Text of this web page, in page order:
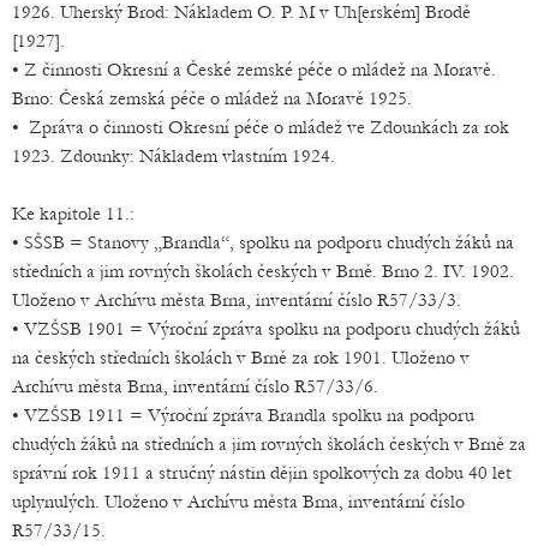
1926. Uherský Brod: Nákladem O. P. M v Uh[erském] Brodě
[1927].
• Z činnosti Okresní a České zemské péče o mládež na Moravě.
Brno: Česká zemská péče o mládež na Moravě 1925.
• Zpráva o činnosti Okresní péče o mládež ve Zdounkách za rok
1923. Zdounky: Nákladem vlastním 1924.
Ke kapitole 11.:
• SŠSB = Stanovy „Brandla“, spolku na podporu chudých žáků na
středních a jim rovných školách českých v Brně. Brno 2. IV. 1902.
Uloženo v Archívu města Brna, inventární číslo R57/33/3.
• VZŠSB 1901 = Výroční zpráva spolku na podporu chudých žáků
na českých středních školách v Brně za rok 1901. Uloženo v
Archívu města Brna, inventární číslo R57/33/6.
• VZŠSB 1911 = Výroční zpráva Brandla spolku na podporu
chudých žáků na středních a jim rovných školách českých v Brně za
správní rok 1911 a stručný nástin dějin spolkových za dobu 40 let
uplynulých. Uloženo v Archívu města Brna, inventární číslo
R57/33/15.